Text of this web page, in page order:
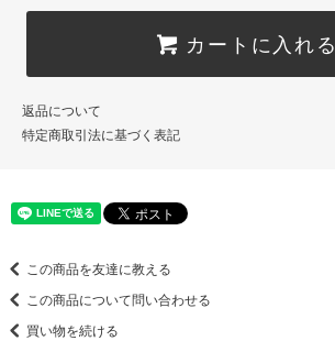
カートに入れる
返品について
特定商取引法に基づく表記
この商品を友達に教える
この商品について問い合わせる
買い物を続ける